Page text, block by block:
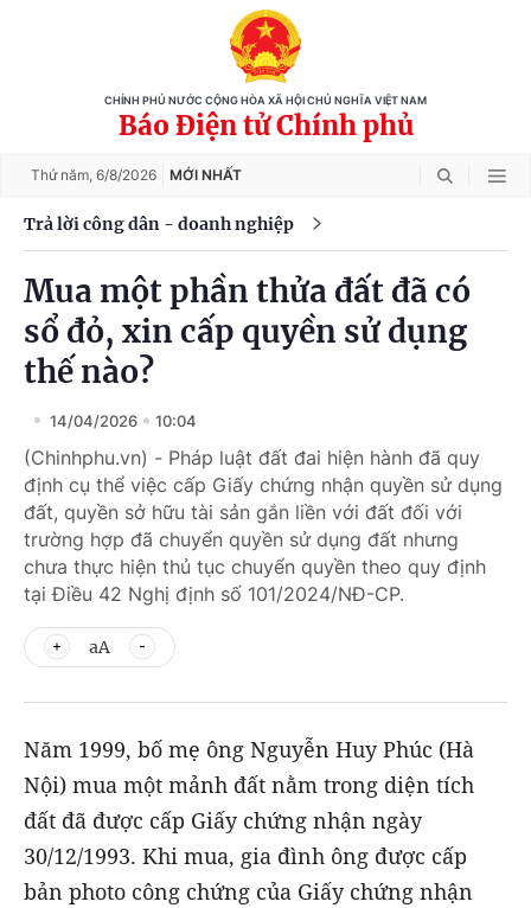
CHÍNH PHỦ NƯỚC CỘNG HÒA XÃ HỘI CHỦ NGHĨA VIỆT NAM
Báo Điện tử Chính phủ
Thứ năm, 6/8/2026 MỚI NHẤT
Trả lời công dân - doanh nghiệp
Mua một phần thửa đất đã có
sổ đỏ, xin cấp quyền sử dụng
thế nào?
14/04/2026 10:04
(Chinhphu.vn) - Pháp luật đất đai hiện hành đã quy
định cụ thể việc cấp Giấy chứng nhận quyền sử dụng
đất, quyền sở hữu tài sản gắn liền với đất đối với
trường hợp đã chuyển quyền sử dụng đất nhưng
chưa thực hiện thủ tục chuyển quyền theo quy định
tại Điều 42 Nghị định số 101/2024/NĐ-CP.
aA
Năm 1999, bố mẹ ông Nguyễn Huy Phúc (Hà
Nội) mua một mảnh đất nằm trong diện tích
đất đã được cấp Giấy chứng nhận ngày
30/12/1993. Khi mua, gia đình ông được cấp
bản photo công chứng của Giấy chứng nhận